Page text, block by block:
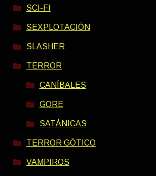
SCI-FI
SEXPLOTACIÓN
SLASHER
TERROR
CANÍBALES
GORE
SATÁNICAS
TERROR GÓTICO
VAMPIROS